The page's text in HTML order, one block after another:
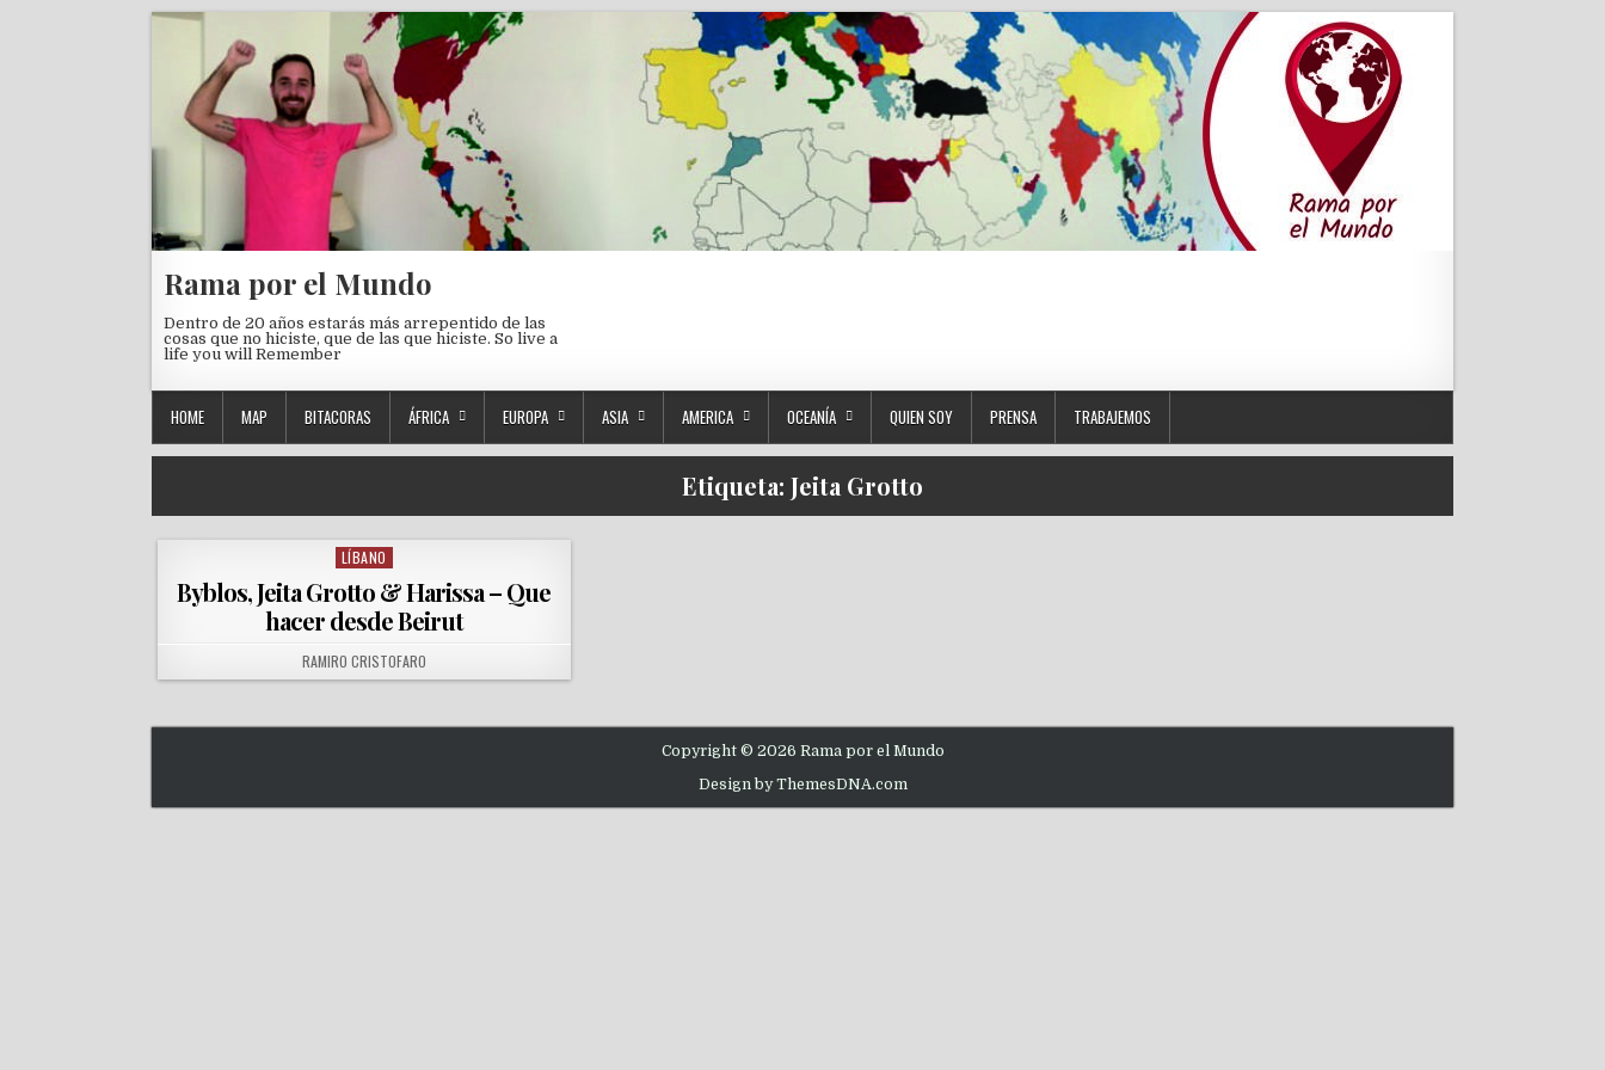
Rama por el Mundo
Dentro de 20 años estarás más arrepentido de las
cosas que no hiciste, que de las que hiciste. So live a
life you will Remember
HOME MAP BITACORAS ÁFRICA EUROPA ASIA AMERICA OCEANÍA QUIEN SOY PRENSA TRABAJEMOS
Etiqueta: Jeita Grotto
Posted in
LÍBANO
Byblos, Jeita Grotto & Harissa – Que
hacer desde Beirut
AUTHOR:
RAMIRO CRISTOFARO
Copyright © 2026 Rama por el Mundo
Design by ThemesDNA.com